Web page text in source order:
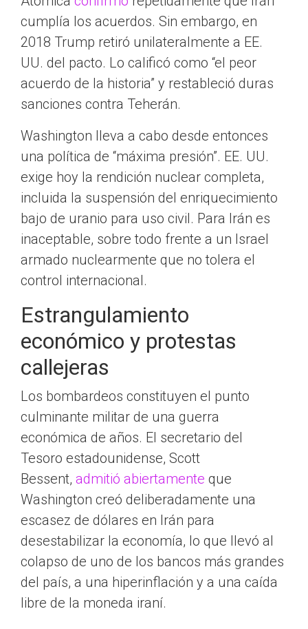
cumplía los acuerdos. Sin embargo, en
2018 Trump retiró unilateralmente a EE.
UU. del pacto. Lo calificó como “el peor
acuerdo de la historia” y restableció duras
sanciones contra Teherán.
Washington lleva a cabo desde entonces
una política de “máxima presión”. EE. UU.
exige hoy la rendición nuclear completa,
incluida la suspensión del enriquecimiento
bajo de uranio para uso civil. Para Irán es
inaceptable, sobre todo frente a un Israel
armado nuclearmente que no tolera el
control internacional.
Estrangulamiento
económico y protestas
callejeras
Los bombardeos constituyen el punto
culminante militar de una guerra
económica de años. El secretario del
Tesoro estadounidense, Scott
Bessent, admitió abiertamente que
Washington creó deliberadamente una
escasez de dólares en Irán para
desestabilizar la economía, lo que llevó al
colapso de uno de los bancos más grandes
del país, a una hiperinflación y a una caída
libre de la moneda iraní.